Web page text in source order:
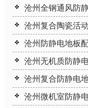
沧州全钢通风防
沧州复合陶瓷活
沧州防静电地板
沧州无机质防静
沧州复合防静电
沧州微机室防静